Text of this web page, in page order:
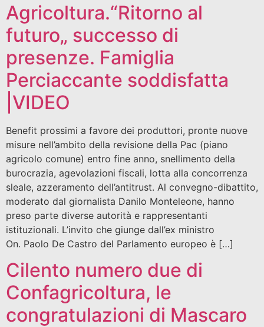
Agricoltura.“Ritorno al
futuro„ successo di
presenze. Famiglia
Perciaccante soddisfatta
|VIDEO
Benefit prossimi a favore dei produttori, pronte nuove
misure nell’ambito della revisione della Pac (piano
agricolo comune) entro fine anno, snellimento della
burocrazia, agevolazioni fiscali, lotta alla concorrenza
sleale, azzeramento dell’antitrust. Al convegno-dibattito,
moderato dal giornalista Danilo Monteleone, hanno
preso parte diverse autorità e rappresentanti
istituzionali. L’invito che giunge dall’ex ministro
On. Paolo De Castro del Parlamento europeo è […]
Cilento numero due di
Confagricoltura, le
congratulazioni di Mascaro